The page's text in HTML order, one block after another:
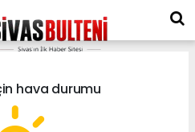
hava durumu